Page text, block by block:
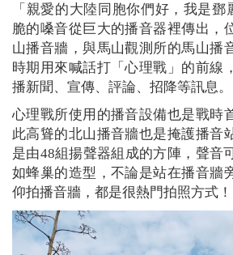
「親愛的大陸同胞你們好，我是
脆的嗓音從巨大的播音器裡傳出，
山播音牆，與馬山觀測所的馬山播
時期用來喊話打「心理戰」的前線
播新聞、宣傳、評論、招降等訊息。
心理戰所使用的播音設備也是戰時
此高聳的北山播音牆也是掩護播音
是由48組揚聲器組成的方陣，聲音
如蜂巢的造型，不論是站在播音牆
仰拍播音牆，都是很熱門拍照方式！